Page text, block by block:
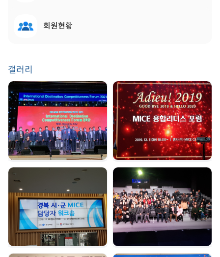
회원현황
갤러리
GDW 2021 | 2021.
08. 25
송년회 | 2019. 12. 31
경북시군 마이스 담당자
워크숍 | 2019. 12. 16
여수 마이스육성포럼 |
2019. 12. 05